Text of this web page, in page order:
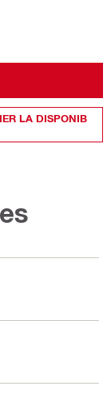
LA DISPONIB